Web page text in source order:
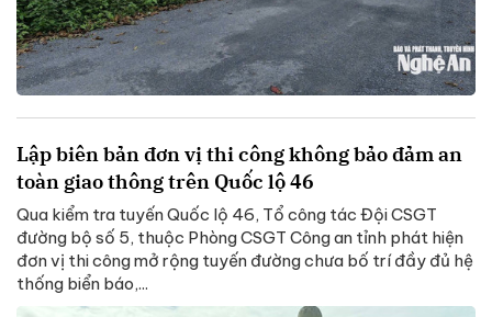
Lập biên bản đơn vị thi công không bảo đảm an
toàn giao thông trên Quốc lộ 46
Qua kiểm tra tuyến Quốc lộ 46, Tổ công tác Đội CSGT
đường bộ số 5, thuộc Phòng CSGT Công an tỉnh phát hiện
đơn vị thi công mở rộng tuyến đường chưa bố trí đầy đủ hệ
thống biển báo,...